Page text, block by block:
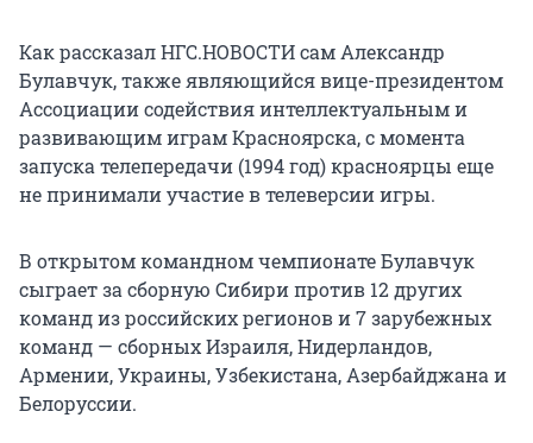
Как рассказал НГС.НОВОСТИ сам Александр
Булавчук, также являющийся вице-президентом
Ассоциации содействия интеллектуальным и
развивающим играм Красноярска, с момента
запуска телепередачи (1994 год) красноярцы еще
не принимали участие в телеверсии игры.
В открытом командном чемпионате Булавчук
сыграет за сборную Сибири против 12 других
команд из российских регионов и 7 зарубежных
команд — сборных Израиля, Нидерландов,
Армении, Украины, Узбекистана, Азербайджана и
Белоруссии.